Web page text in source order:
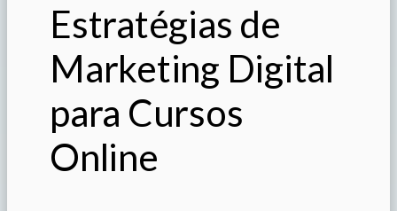
Estratégias de
Marketing Digital
para Cursos
Online